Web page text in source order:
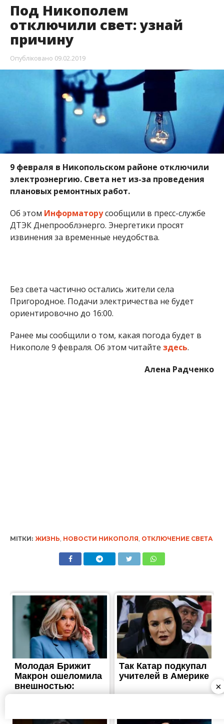
Под Никополем
отключили свет: узнай
причину
Опубліковано 09.02.2019
9 февраля в Никопольском районе отключили
электроэнергию. Света нет из-за проведения
плановых ремонтных работ.
Об этом Информаторусообщили в пресс-службе
ДТЭК Днепрооблэнерго. Энергетики просят
извинения за временные неудобства.
Без света частично остались жители села
Пригородное. Подачи электричества не будет
ориентировочно до 16:00.
Ранее мы сообщили о том, какая погода будет в
Никополе 9 февраля. Об этом читайте здесь.
Алена Радченко
МІТКИ: ЖИЗНЬ НОВОСТИ НИКОПОЛЯ ОТКЛЮЧЕНИЕ СВЕТА
×